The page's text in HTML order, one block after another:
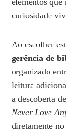
elementos que
curiosidade
Ao escolher
gerência de
organizado
leitura
a descoberta
Never Love
diretamente